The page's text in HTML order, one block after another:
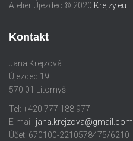
Ateliér Újezdec © 2020 Krejzy.eu
Kontakt
Jana Krejzová
Újezdec 19
570 01 Litomyšl
Tel: +420 777 188 977
E-mail: jana.krejzova@gmail.com
Účet: 670100-2210578475/6210